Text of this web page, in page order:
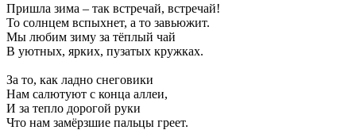
Пришла зима – так встречай, встречай!
То солнцем вспыхнет, а то завьюжит.
Мы любим зиму за тёплый чай
В уютных, ярких, пузатых кружках.
За то, как ладно снеговики
Нам салютуют с конца аллеи,
И за тепло дорогой руки
Что нам замёрзшие пальцы греет.